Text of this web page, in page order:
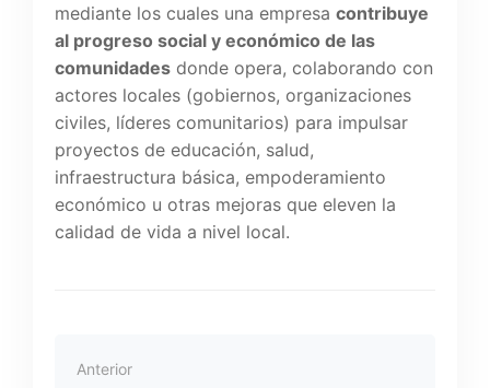
mediante los cuales una empresa contribuye
al progreso social y económico de las
comunidades donde opera, colaborando con
actores locales (gobiernos, organizaciones
civiles, líderes comunitarios) para impulsar
proyectos de educación, salud,
infraestructura básica, empoderamiento
económico u otras mejoras que eleven la
calidad de vida a nivel local.
Anterior